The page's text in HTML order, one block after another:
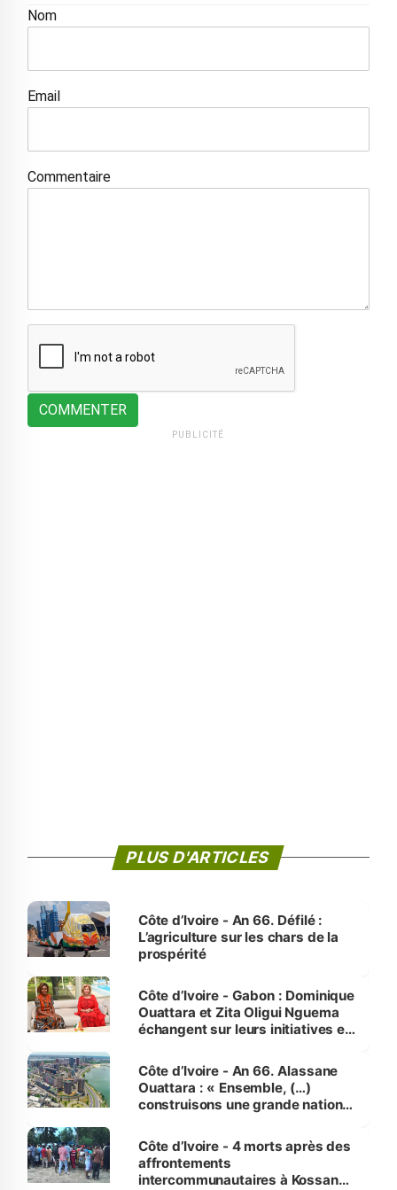
Nom
Email
Commentaire
COMMENTER
PUBLICITÉ
PLUS D'ARTICLES
Côte d’Ivoire - An 66. Défilé :
L’agriculture sur les chars de la
prospérité
Côte d’Ivoire - Gabon : Dominique
Ouattara et Zita Oligui Nguema
échangent sur leurs initiatives en
enfants
Côte d’Ivoire - An 66. Alassane
Ouattara : « Ensemble, (…)
construisons une grande nation
générations futures »
Côte d’Ivoire - 4 morts après des
affrontements
intercommunautaires à Kossandji